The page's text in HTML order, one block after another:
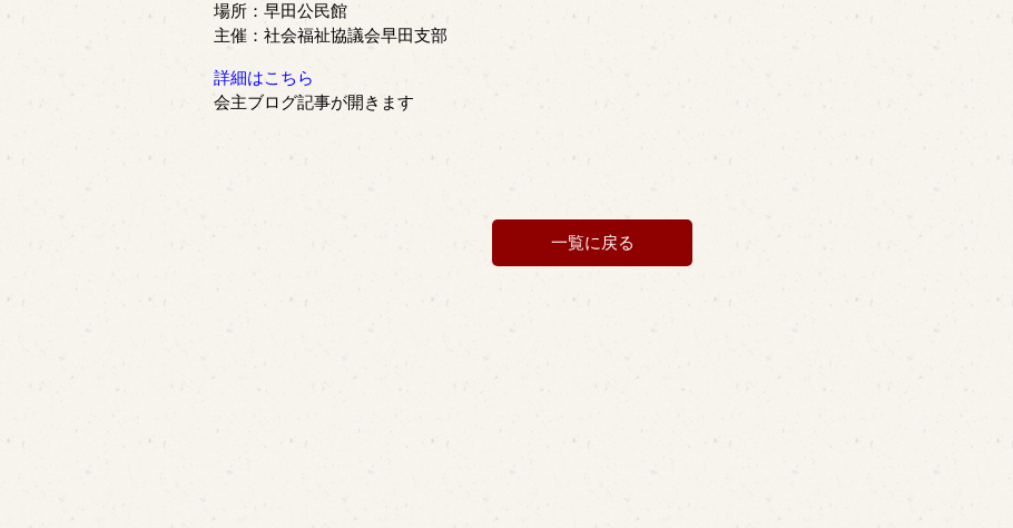
場所：早田公民館
主催：社会福祉協議会早田支部
詳細はこちら
会主ブログ記事が開きます
一覧に戻る